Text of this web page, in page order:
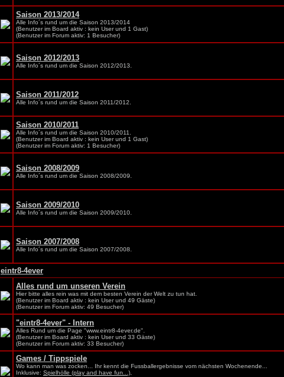
Saison 2013/2014
Alle Info´s rund um die Saison 2013/2014
(Benutzer im Board aktiv : kein User und 1 Gast)
(Benutzer im Forum aktiv: 1 Besucher)
Saison 2012/2013
Alle Info´s rund um die Saison 2012/2013.
Saison 2011/2012
Alle Info´s rund um die Saison 2011/2012.
Saison 2010/2011
Alle Info´s rund um die Saison 2010/2011.
(Benutzer im Board aktiv : kein User und 1 Gast)
(Benutzer im Forum aktiv: 1 Besucher)
Saison 2008/2009
Alle Info´s rund um die Saison 2008/2009.
Saison 2009/2010
Alle Info´s rund um die Saison 2009/2010.
Saison 2007/2008
Alle Info´s rund um die Saison 2007/2008.
eintr8-4ever
Alles rund um unseren Verein
Hier bitte alles rein was mit dem besten Verein der Welt zu tun hat.
(Benutzer im Board aktiv : kein User und 49 Gäste)
(Benutzer im Forum aktiv: 49 Besucher)
"eintr8-4ever" - Intern
Alles Rund um die Page "www.eintr8-4ever.de".
(Benutzer im Board aktiv : kein User und 33 Gäste)
(Benutzer im Forum aktiv: 33 Besucher)
Games / Tippspiele
Wo kann man was zocken... Ihr kennt die Fussballergebnisse vom nächsten Wochenende...
Inklusive: Spielhölle (play and have fun...)